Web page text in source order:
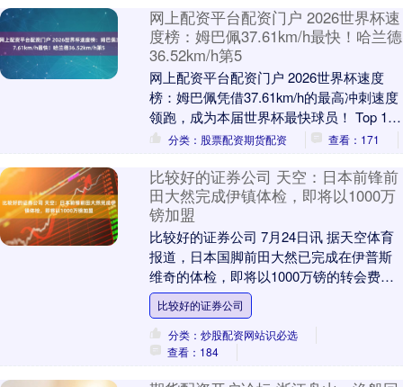
网上配资平台配资门户 2026世界杯速
度榜：姆巴佩37.61km/h最快！哈兰德
36.52km/h第5
网上配资平台配资门户 2026世界杯速度
榜：姆巴佩凭借37.61km/h的最高冲刺速度
领跑，成为本届世界杯最快球员！ Top 10
最快球员： 1️⃣ 姆巴佩 —....
分类：股票配资期货配资 查看：171
比较好的证券公司 天空：日本前锋前
田大然完成伊镇体检，即将以1000万
镑加盟
比较好的证券公司 7月24日讯 据天空体育
报道，日本国脚前田大然已完成在伊普斯
维奇的体检，即将以1000万镑的转会费加
盟。 目前，这名凯尔特人前锋正在敲定个
人合....
比较好的证券公司
分类：炒股配资网站识必选
查看：184